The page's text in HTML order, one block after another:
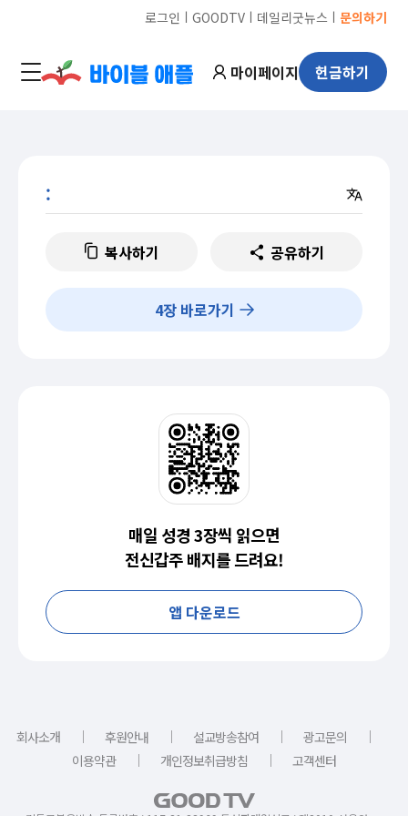
로그인 ㅣ GOODTVㅣ 데일리굿뉴스 ㅣ 문의하기
마이페이지 헌금하기
:
복사하기 공유하기
4장 바로가기
매일 성경 3장씩 읽으면
전신갑주 배지를 드려요!
앱 다운로드
회사소개 ｜ 후원안내 ｜ 설교방송참여 ｜ 광고문의
｜
이용약관
｜ 개인정보취급방침 ｜ 고객센터